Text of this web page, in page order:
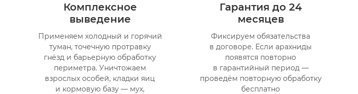
Комплексное
выведение
Применяем холодный и горячий
туман, точечную протравку
гнёзд и барьерную обработку
периметра. Уничтожаем
взрослых особей, кладки яиц
и кормовую базу — мух,
Гарантия до 24
месяцев
Фиксируем обязательства
в договоре. Если арахниды
появятся повторно
в гарантийный период —
проведём повторную обработку
бесплатно